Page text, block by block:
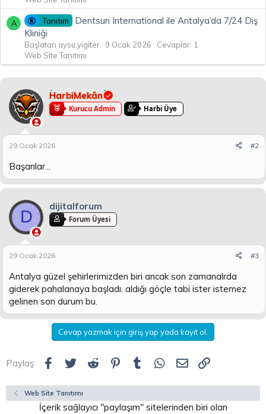
A Tanıtım
Dentsun International ile Antalya’da 7/24 Diş
Kliniği
Başlatan aysu.yigiter 9 Ocak 2026
Cevaplar: 1
Web Site Tanıtımı
HarbiMekân
Kurucu Admin Harbi Üye
29 Ocak 2026 #2
Başarılar...
D
dijitalforum
Forum Üyesi
29 Ocak 2026 #3
Antalya güzel şehirlerimizden biri ancak son zamanalrda
giderek pahalanaya başladı. aldığı göçle tabi ister istemez
gelinen son durum bu.
Cevap yazmak için giriş yap yada kayıt ol.
Paylaş: Facebook
Twitter Reddit Pinterest
Tumblr WhatsApp
E-posta
Web Site Tanıtımı
İçerik sağlayıcı "paylaşım" sitelerinden biri olan